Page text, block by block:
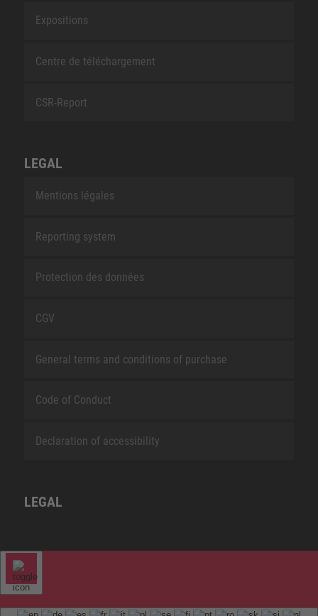
Expositions
Centre de téléchargement
CSR-Report
LEGAL
Mentions légales
Reporting system
Protection des données
CGV
General terms and conditions of purchase
Code of Conduct
Declaration of accessibility
LEGAL